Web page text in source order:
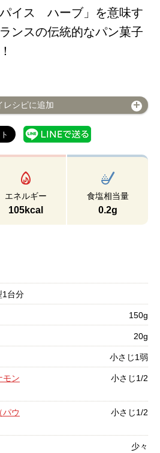
イス ハーブ」を意味す
ンスの伝統的なパン菓子
レシピに追加
エネルギー
105kcal
食塩相当量
0.2g
台分
150g
20g
小さじ1弱
モン
小さじ1/2
ウ
小さじ1/2
少々